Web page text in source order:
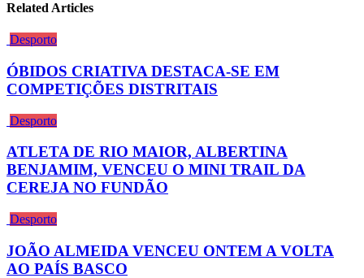
Related Articles
Desporto
ÓBIDOS CRIATIVA DESTACA-SE EM
COMPETIÇÕES DISTRITAIS
Desporto
ATLETA DE RIO MAIOR, ALBERTINA
BENJAMIM, VENCEU O MINI TRAIL DA
CEREJA NO FUNDÃO
Desporto
JOÃO ALMEIDA VENCEU ONTEM A VOLTA
AO PAÍS BASCO